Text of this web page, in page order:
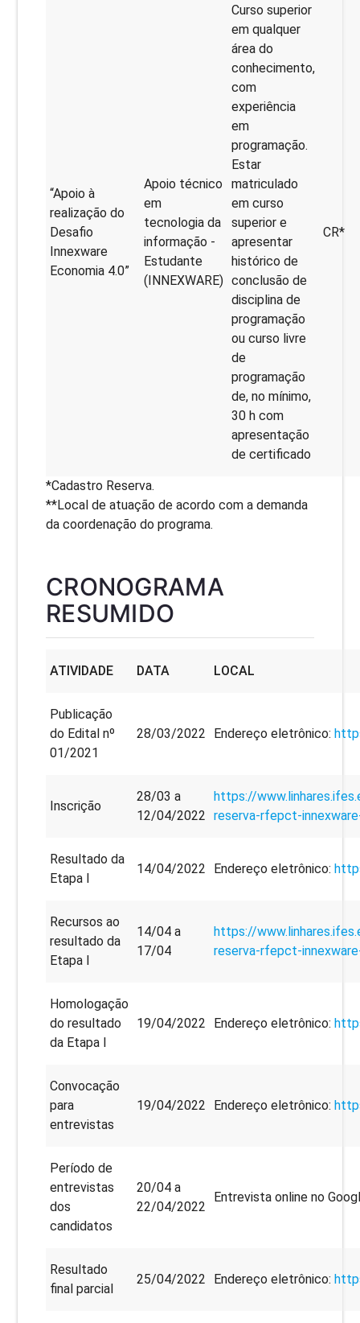
“Apoio à
realização do
Desafio
Innexware
Economia 4.0”
Apoio técnico
em
tecnologia da
informação -
Estudante
(INNEXWARE)
Curso superior
em qualquer
área do
conhecimento,
com
experiência
em
programação.
Estar
matriculado
em curso
superior e
apresentar
histórico de
conclusão de
disciplina de
programação
ou curso livre
de
programação
de, no mínimo,
30 h com
apresentação
de certificado
CR*
*Cadastro Reserva.
**Local de atuação de acordo com a demanda
da coordenação do programa.
CRONOGRAMA
RESUMIDO
ATIVIDADE DATA LOCAL
Publicação
do Edital nº
01/2021
28/03/2022 Endereço eletrônico:
Inscrição
28/03 a
12/04/2022
https://
reserva-rfepct-
Resultado da
Etapa I
14/04/2022 Endereço eletrônico:
Recursos ao
resultado da
Etapa I
14/04 a
17/04
https://
reserva-rfepct-
Homologação
do resultado
da Etapa I
19/04/2022 Endereço eletrônico:
Convocação
para
entrevistas
19/04/2022 Endereço eletrônico:
Período de
entrevistas
dos
candidatos
20/04 a
22/04/2022
Entrevista online no
Resultado
final parcial
25/04/2022 Endereço eletrônico: